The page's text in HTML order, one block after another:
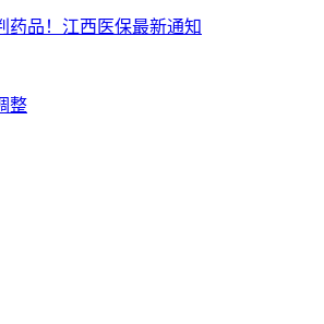
药品！江西医保最新通知
整